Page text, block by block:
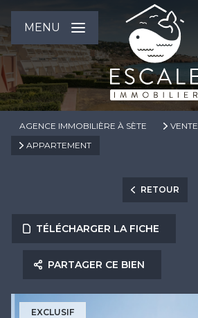
MENU
AGENCE IMMOBILIÈRE À SÈTE VENTE
APPARTEMENT
RETOUR
TÉLÉCHARGER LA FICHE
PARTAGER CE BIEN
EXCLUSIF